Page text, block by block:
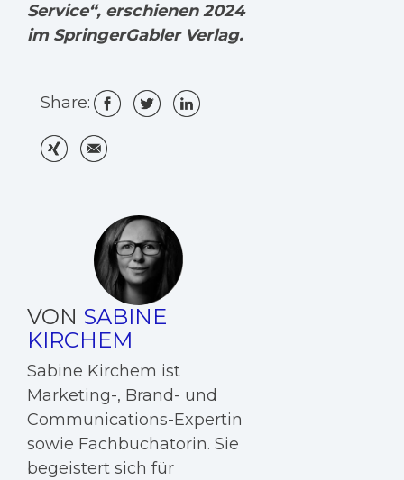
Service“, erschienen 2024
im SpringerGabler Verlag.
Share:
VON SABINE
KIRCHEM
Sabine Kirchem ist
Marketing-, Brand- und
Communications-Expertin
sowie Fachbuchatorin. Sie
begeistert sich für